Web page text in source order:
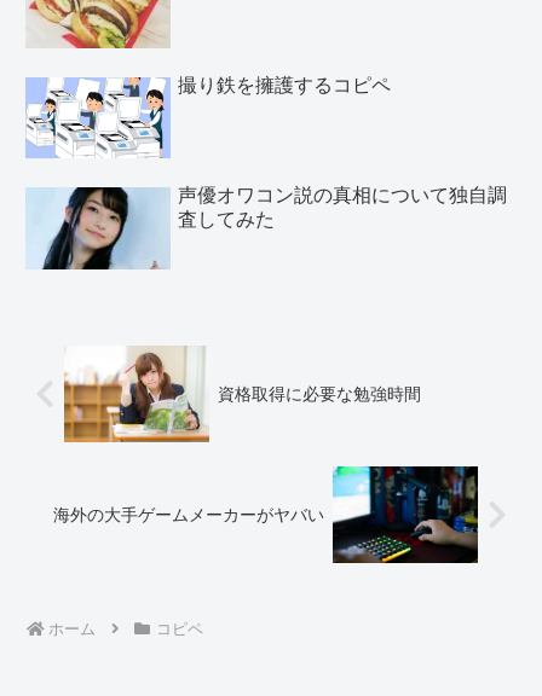
撮り鉄を擁護するコピペ
声優オワコン説の真相について独自調
査してみた
資格取得に必要な勉強時間
海外の大手ゲームメーカーがヤバい
ホーム コピペ